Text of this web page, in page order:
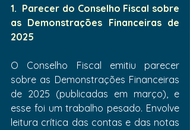
1.  Parecer do Conselho Fiscal sobre
as Demonstrações Financeiras de
2025
O Conselho Fiscal emitiu parecer
sobre as Demonstrações Financeiras
de 2025 (publicadas em março), e
esse foi um trabalho pesado. Envolve
leitura crítica das contas e das notas